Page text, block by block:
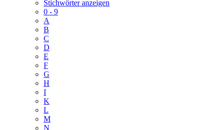
Stichwörter anzeigen
0 - 9
A
B
C
D
E
F
G
H
I
K
L
M
N